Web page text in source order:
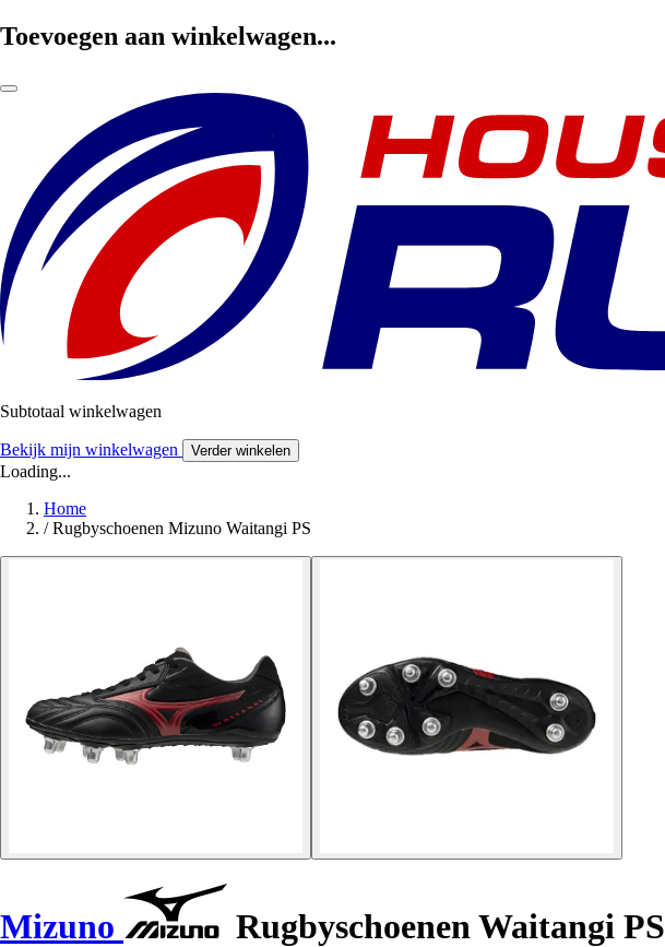
Toevoegen aan winkelwagen...
Subtotaal winkelwagen
Bekijk mijn winkelwagen Verder winkelen
Loading...
Home
/ Rugbyschoenen Mizuno Waitangi PS
Mizuno Rugbyschoenen Waitangi PS